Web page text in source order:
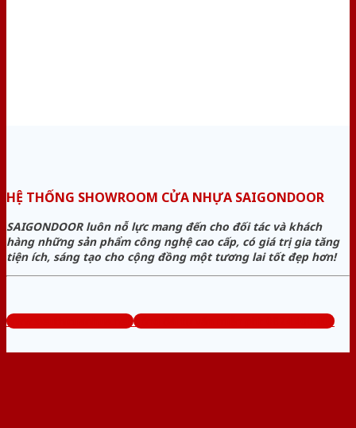
HỆ THỐNG SHOWROOM CỬA NHỰA SAIGONDOOR
SAIGONDOOR luôn nỗ lực mang đến cho đối tác và khách
hàng những sản phẩm công nghệ cao cấp, có giá trị gia tăng
tiện ích, sáng tạo cho cộng đồng một tương lai tốt đẹp hơn!
www.sieuthicuanhua.net Tổng đài tư vấn miễn phí: 0824.400.400